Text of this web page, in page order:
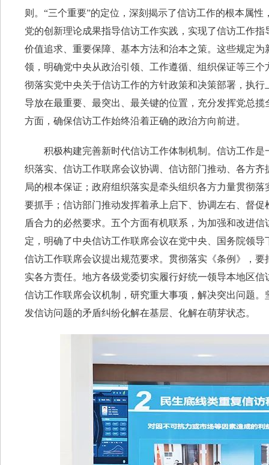
则。“三个重要”的定位，深刻揭示了信访工作的根本属
党的创新理论成果指导信访工作实践，实现了信访工作
价值追求、重要保障、基本方法和治本之策。这些规定
领，明确党中央从政治引领、工作遵循、组织保证等三
彻落实党中央关于信访工作的方针政策和决策部署，执
导放在最重要、最突出、最关键的位置，充分发挥党总
方面，确保信访工作始终沿着正确的政治方向前进。
积极构建完善新时代信访工作体制机制。信访工作是
织落实、信访工作联席会议协调、信访部门推动、各方
局的根本保证；政府组织落实是牵头组织各方力量贯彻
要抓手；信访部门推动发挥着承上启下、协调左右、督
盾合力的必然要求。五个方面有机联系，为加强和改进
定，明确了中央信访工作联席会议在党中央、国务院领
信访工作联席会议提出规范要求。贯彻落实《条例》，
实各方责任。地方各级党委切实履行好统一领导本地区
信访工作联席会议机制，研究重大事项，解决突出问题
发信访问题的矛盾纠纷化解在基层、化解在萌芽状态。